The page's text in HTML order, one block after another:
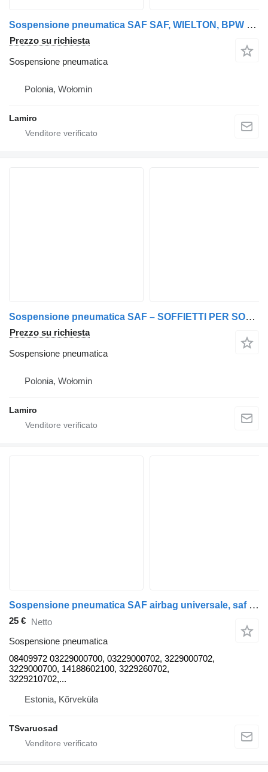
Sospensione pneumatica SAF SAF, WIELTON, BPW - SOFFIETTI PER SOSPENSIONI PNEUMATICHE per camion
Prezzo su richiesta
Sospensione pneumatica
Polonia, Wołomin
Lamiro
Sospensione pneumatica SAF – SOFFIETTI PER SOSPENSIONI PNEUMATICHE per camion
Prezzo su richiesta
Sospensione pneumatica
Polonia, Wołomin
Lamiro
Sospensione pneumatica SAF airbag universale, saf 08409972 per trattore stradale
25 € Netto
Sospensione pneumatica
08409972 03229000700, 03229000702, 3229000702,
3229000700, 14188602100, 3229260702,
3229210702,...
Estonia, Kõrveküla
TSvaruosad